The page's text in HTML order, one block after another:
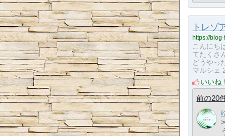
トレゾ
https://
こんにち
てたくさ
どうやっ
マルシェ
いいね
前の20